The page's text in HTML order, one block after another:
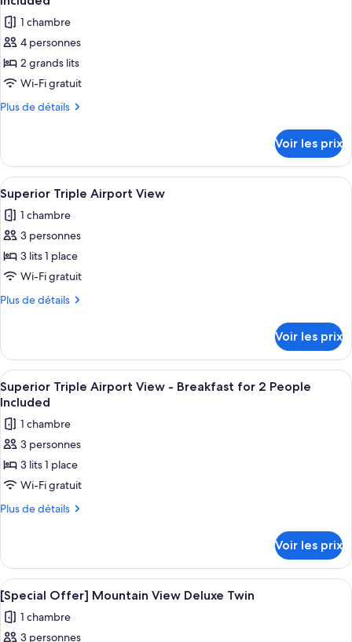
Family
Airpot
les
photos
pour
ce
type
de
Family
Airport
View
-
Breakfast
for
2
People
Included
1 chambre
4 personnes
2 grands lits
Wi-Fi gratuit
Plus de détails
Plus
le
type
de
chambre
Premium
Family
View
-
for
Voir les prix
Afficher
toutes
les
photos
pour
ce
type
Superior
Triple
Airport
View
Une chambre d’hôtel avec deux lits,
10
Superior Triple Airport View
1 chambre
3 personnes
3 lits 1 place
Wi-Fi gratuit
Plus de détails
Plus
le
type
de
chambre
Triple
Airport
Voir les prix
Afficher
toutes
les
photos
pour
ce
type
de
Triple
Airport
View
-
Breakfast
Une chambre d’hôtel avec deux lits,
10
Superior Triple Airport View - Breakfast for 2 People
Included
1 chambre
3 personnes
3 lits 1 place
Wi-Fi gratuit
Plus de détails
Plus
le
type
de
chambre
Superior
Triple
Voir les prix
Afficher
toutes
les
Une chambre d’hôtel avec un
10
[Special Offer] Mountain View Deluxe Twin
1 chambre
3 personnes